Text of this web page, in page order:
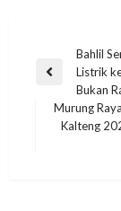
Bahlil
Listrik
Bukan
Murung
Kalteng